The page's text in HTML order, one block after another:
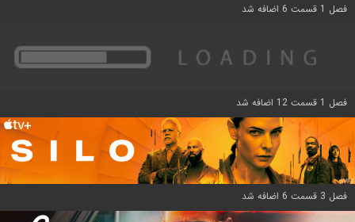
فصل 1 قسمت 6 اضافه شد
فصل 1 قسمت 12 اضافه شد
فصل 3 قسمت 6 اضافه شد